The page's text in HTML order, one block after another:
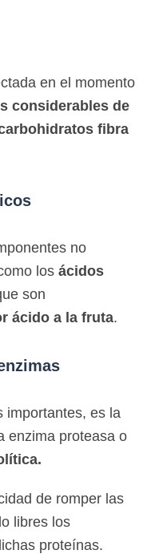
en el momento
considerables de
fibra
no
los ácidos
son
ácido a la fruta.
importantes, es la
enzima proteasa o
de romper las
libres los
proteínas.